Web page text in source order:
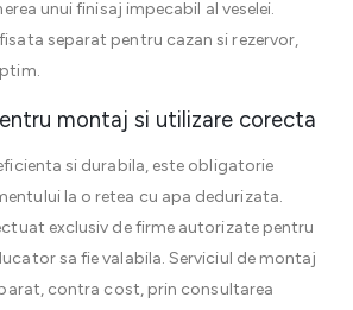
unui finisaj impecabil al veselei.
separat pentru cazan si rezervor,
montaj si utilizare corecta
si durabila, este obligatorie
la o retea cu apa dedurizata.
exclusiv de firme autorizate pentru
sa fie valabila. Serviciul de montaj
contra cost, prin consultarea